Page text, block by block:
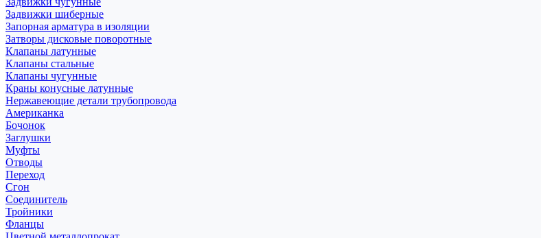
Задвижки шиберные
Запорная арматура в изоляции
Затворы дисковые поворотные
Клапаны латунные
Клапаны стальные
Клапаны чугунные
Краны конусные латунные
Нержавеющие детали трубопровода
Американка
Бочонок
Заглушки
Муфты
Отводы
Переход
Сгон
Соединитель
Тройники
Фланцы